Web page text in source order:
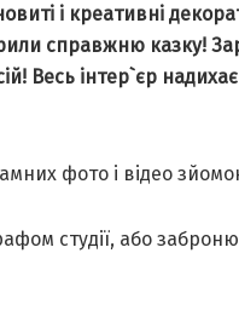
і креативні
справжню казку!
Весь інтер`єр
фото і відео
студії, або